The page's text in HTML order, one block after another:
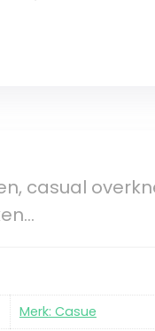
casual
Merk: Casue